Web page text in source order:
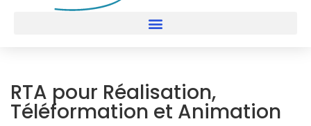
RTA pour Réalisation,
Téléformation et Animation